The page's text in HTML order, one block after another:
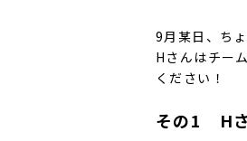
9月某日、ち
Hさんはチー
ください！
その1 Hさ